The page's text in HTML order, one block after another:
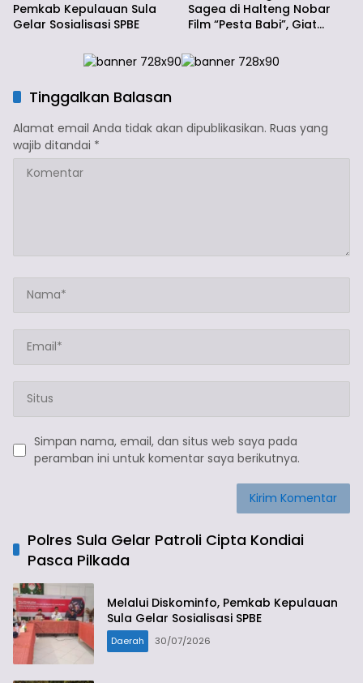
Pemkab Kepulauan Sula
Gelar Sosialisasi SPBE
Sagea di Halteng Nobar
Film “Pesta Babi”, Giat
Tinggalkan Balasan
Alamat email Anda tidak akan dipublikasikan. Ruas yang
wajib ditandai *
Simpan nama, email, dan situs web saya pada
peramban ini untuk komentar saya berikutnya.
Polres Sula Gelar Patroli Cipta Kondiai
Pasca Pilkada
Melalui Diskominfo, Pemkab Kepulauan
Sula Gelar Sosialisasi SPBE
Daerah 30/07/2026